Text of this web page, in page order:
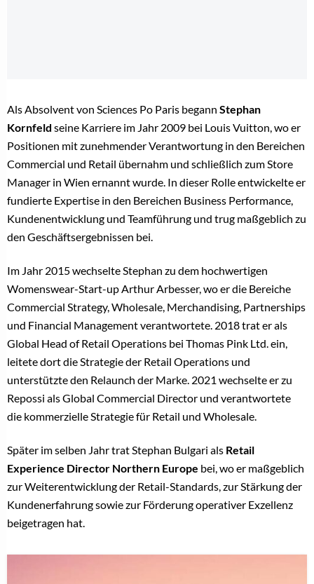
Als Absolvent von Sciences Po Paris begann Stephan
Kornfeld seine Karriere im Jahr 2009 bei Louis Vuitton, wo er
Positionen mit zunehmender Verantwortung in den Bereichen
Commercial und Retail übernahm und schließlich zum Store
Manager in Wien ernannt wurde. In dieser Rolle entwickelte er
fundierte Expertise in den Bereichen Business Performance,
Kundenentwicklung und Teamführung und trug maßgeblich zu
den Geschäftsergebnissen bei.
Im Jahr 2015 wechselte Stephan zu dem hochwertigen
Womenswear-Start-up Arthur Arbesser, wo er die Bereiche
Commercial Strategy, Wholesale, Merchandising, Partnerships
und Financial Management verantwortete. 2018 trat er als
Global Head of Retail Operations bei Thomas Pink Ltd. ein,
leitete dort die Strategie der Retail Operations und
unterstützte den Relaunch der Marke. 2021 wechselte er zu
Repossi als Global Commercial Director und verantwortete
die kommerzielle Strategie für Retail und Wholesale.
Später im selben Jahr trat Stephan Bulgari als Retail
Experience Director Northern Europe bei, wo er maßgeblich
zur Weiterentwicklung der Retail-Standards, zur Stärkung der
Kundenerfahrung sowie zur Förderung operativer Exzellenz
beigetragen hat.